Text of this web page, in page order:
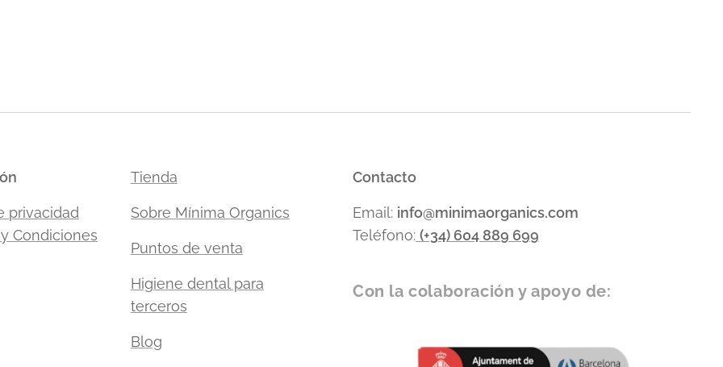
privacidad
Condiciones
Tienda
Sobre Mínima Organics
Puntos de venta
Higiene dental para
terceros
Blog
Contacto
Email: info@minimaorganics.com
Teléfono: (+34) 604 889 699
Con la colaboración y apoyo de: